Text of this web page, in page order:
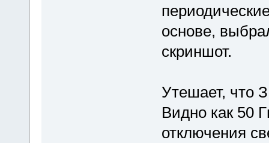
основе,
скриншот.
Утешает, что
Видно как 50
отключения